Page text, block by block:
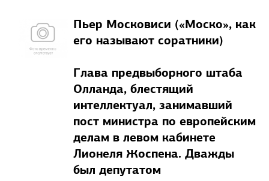
Пьер Московиси («Моско», как
его называют соратники)
Глава предвыборного штаба
Олланда, блестящий
интеллектуал, занимавший
пост министра по европейским
делам в левом кабинете
Лионеля Жоспена. Дважды
был депутатом